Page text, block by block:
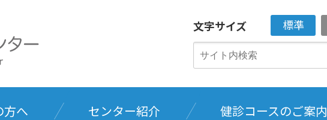
文字サイズ 標準
方へ センター紹介 健診コースのご案内